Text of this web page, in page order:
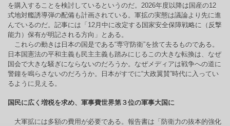
を購入することを検討しているというのだ。2026年度以降は国産の12
式地対艦誘導弾の配備も計画されている。軍拡の実態は議論より先に進
んでいるのだ。記事には「12月中に改定する国家安全保障戦略に（反撃
能力）保有が明記される方向」とある。
これらの動きは日本の国是である“専守防衛”を捨て去るものである。
日本国憲法の平和主義も民主主義も踏みにじるこの大きな転換は、なぜ
国会で大きな騒ぎにならないのだろうか。なぜメディアは戦争への道に
警鐘を鳴らさないのだろうか。日本がすでに“大政翼賛”時代に入ってい
るように見える。
国民に広く増税を求め、軍事費世界第３位の軍事大国に
大軍拡には多額の費用が必要である。報告書は「防衛力の抜本的強化